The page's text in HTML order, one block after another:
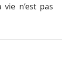
n’est pas